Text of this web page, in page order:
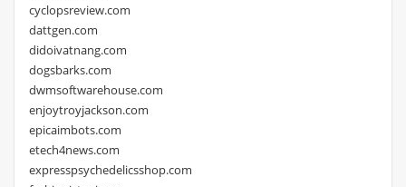
cyclopsreview.com
dattgen.com
didoivatnang.com
dogsbarks.com
dwmsoftwarehouse.com
enjoytroyjackson.com
epicaimbots.com
etech4news.com
expresspsychedelicsshop.com